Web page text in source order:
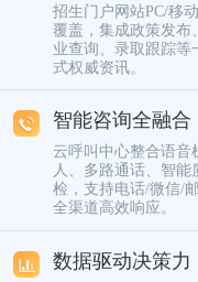
招生门户网站PC/移
覆盖，集成政策发布
业查询、录取跟踪等
式权威资讯。
智能咨询全融合
云呼叫中心整合语音
人、多路通话、智能
检，支持电话/微信/
全渠道高效响应。
数据驱动决策力